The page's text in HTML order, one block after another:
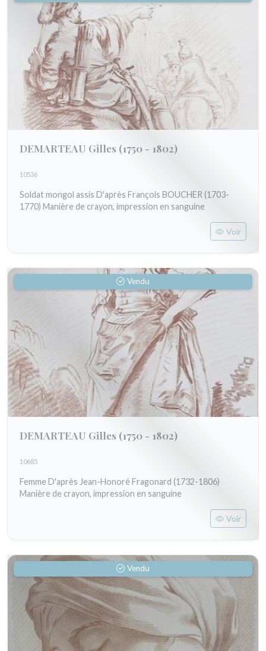
DEMARTEAU Gilles (1750 - 1802)
10536
Soldat mongol assis D'après François BOUCHER (1703-
1770) Manière de crayon, impression en sanguine
Voir
Vendu
DEMARTEAU Gilles (1750 - 1802)
10685
Femme D'après Jean-Honoré Fragonard (1732-1806)
Manière de crayon, impression en sanguine
Voir
Vendu